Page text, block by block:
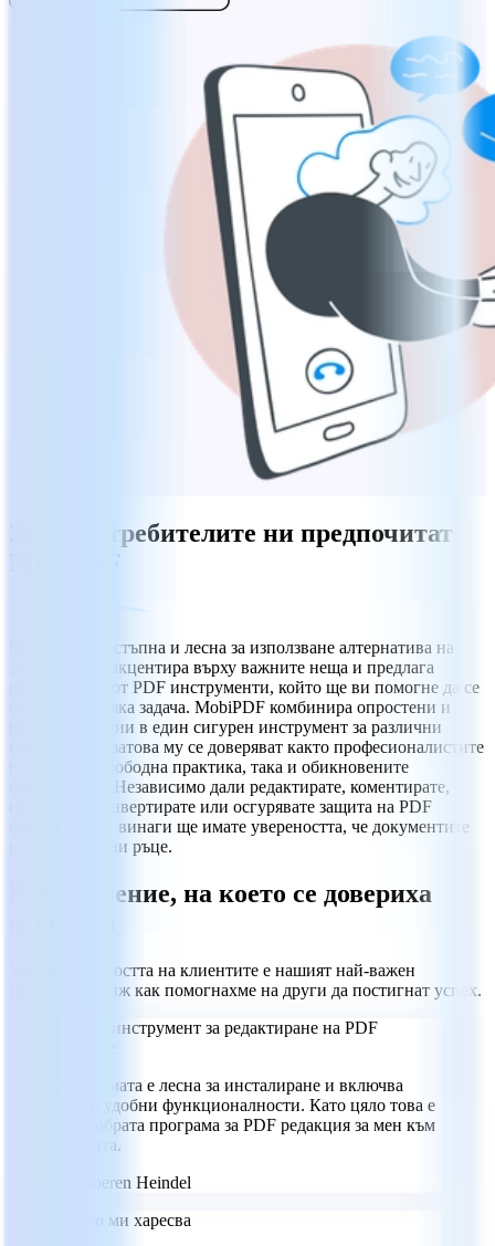
Защо потребителите ни предпочитат
MobiPDF е достъпна и лесна за използване алтернатива на
Adobe, която акцентира върху важните неща и предлага
широк набор от PDF инструменти, който ще ви помогне да се
справите с всяка задача. MobiPDF комбинира опростени и
мощни функции в един сигурен инструмент за различни
платформи и затова му се доверяват както професионалистите
и хората на свободна практика, така и обикновените
потребители. Независимо дали редактирате, коментирате,
сканирате, конвертирате или осгурявате защита на PDF
файловете си, винаги ще имате увереността, че документите
ви са в сигурни ръце.
PDF решение, на което се довериха
Удовлетвореността на клиентите е нашият най-важен
приоритет. Виж как помогнахме на други да постигнат успех.
Удобен инструмент за редактиране на PDF
Програмата е лесна за инсталиране и включва
много удобни функционалности. Като цяло това е
най-добрата програма за PDF редакция за мен към
момента.
Goeren Heindel
Много ми харесва